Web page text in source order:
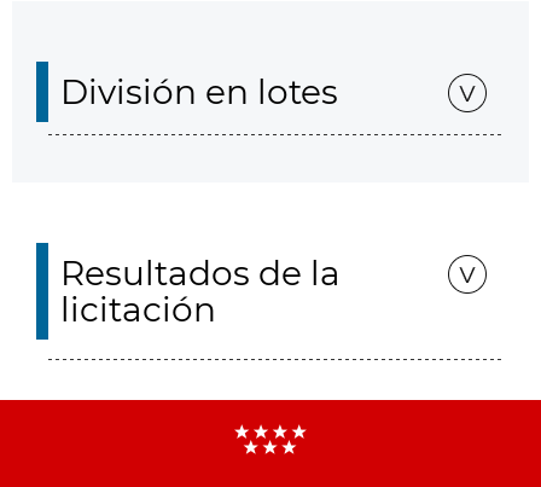
División en lotes
Resultados de la
licitación